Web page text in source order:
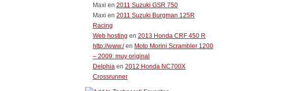
Maxi en 2011 Suzuki GSR 750
Maxi en 2011 Suzuki Burgman 125R
Racing
Web hosting en 2013 Honda CRF 450 R
http://www./en Moto Morini Scrambler 1200
– 2009: muy original
Delphia en 2012 Honda NC700X
Crossrunner